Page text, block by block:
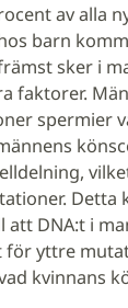
av alla
barn
sker i
faktorer.
spermier
Detta
DNA:t i
för yttre
kvinnans